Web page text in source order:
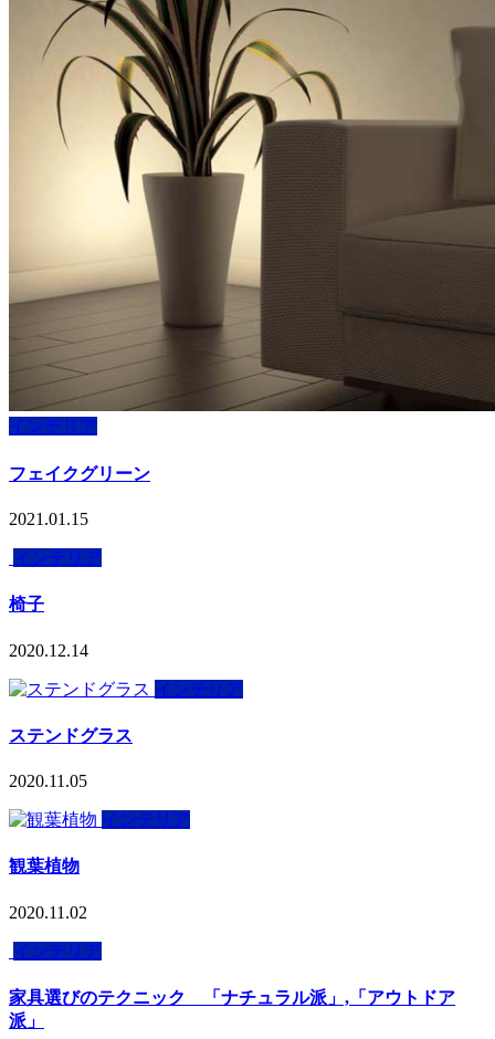
インテリア
フェイクグリーン
2021.01.15
インテリア
椅子
2020.12.14
インテリア
ステンドグラス
2020.11.05
インテリア
観葉植物
2020.11.02
インテリア
家具選びのテクニック 「ナチュラル派」,「アウトドア
派」